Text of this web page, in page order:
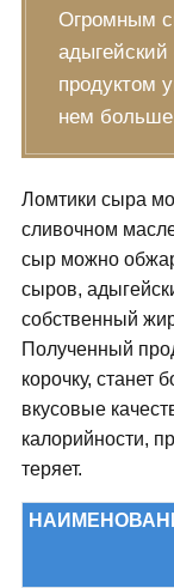
Огромным
продуктом
нем
Ломтики сыра
сливочном
сыр можно
сыров,
собственный
Полученный
корочку, станет
вкусовые
калорийности,
теряет.